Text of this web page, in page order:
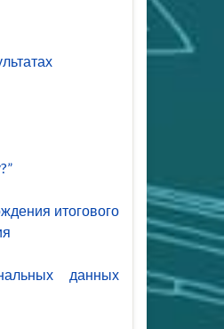
итогового
данных